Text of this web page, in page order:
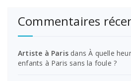
Commentaires
Artiste à Paris dansÀ quelle
enfants à Paris sans la foule ?